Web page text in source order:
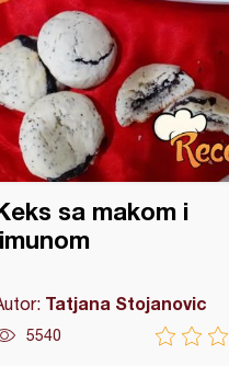
sa makom i
Tatjana Stojanovic
5540